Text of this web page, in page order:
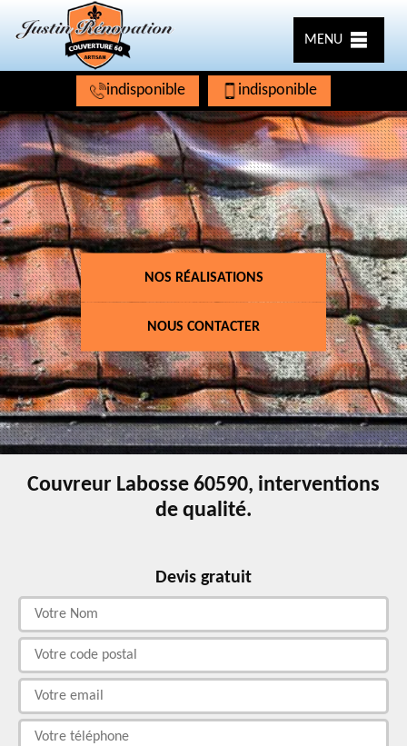
MENU
indisponible indisponible
NOS RÉALISATIONS
NOUS CONTACTER
Couvreur Labosse 60590, interventions
de qualité.
Devis gratuit